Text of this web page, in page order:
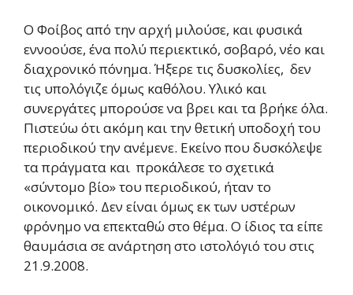
Ο Φοίβος από την αρχή μιλούσε, και φυσικά
εννοούσε, ένα πολύ περιεκτικό, σοβαρό, νέο και
διαχρονικό πόνημα. Ήξερε τις δυσκολίες, δεν
τις υπολόγιζε όμως καθόλου. Υλικό και
συνεργάτες μπορούσε να βρει και τα βρήκε όλα.
Πιστεύω ότι ακόμη και την θετική υποδοχή του
περιοδικού την ανέμενε. Εκείνο που δυσκόλεψε
τα πράγματα και προκάλεσε το σχετικά
«σύντομο βίο» του περιοδικού, ήταν το
οικονομικό. Δεν είναι όμως εκ των υστέρων
φρόνημο να επεκταθώ στο θέμα. Ο ίδιος τα είπε
θαυμάσια σε ανάρτηση στο ιστολόγιό του στις
21.9.2008.